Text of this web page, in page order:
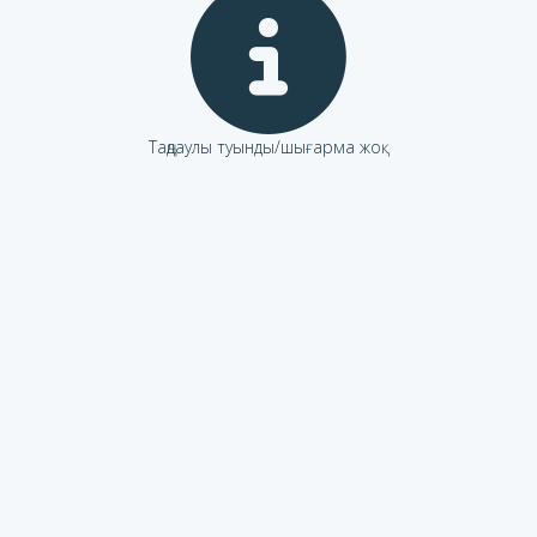
Таңдаулы туынды/шығарма жоқ